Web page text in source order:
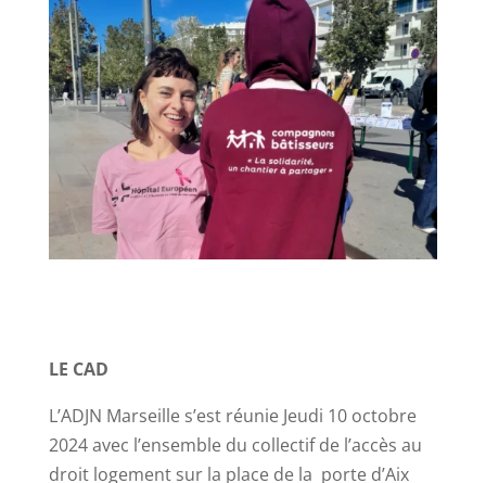
LE CAD
L’ADJN Marseille s’est réunie Jeudi 10 octobre
2024 avec l’ensemble du collectif de l’accès au
droit logement sur la place de la porte d’Aix